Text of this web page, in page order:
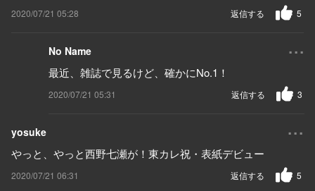
2020/07/21 05:28 5
返信する
No Name ...
最近、雑誌で見るけど、確かにNo.1！
2020/07/21 05:31 3
返信する
yosuke ...
やっと、やっと西野七瀬が！東カレ祝・表紙デビュー
2020/07/21 06:31 5
返信する